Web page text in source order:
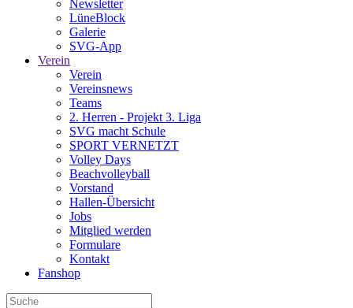
Newsletter
LüneBlock
Galerie
SVG-App
Verein
Verein
Vereinsnews
Teams
2. Herren - Projekt 3. Liga
SVG macht Schule
SPORT VERNETZT
Volley Days
Beachvolleyball
Vorstand
Hallen-Übersicht
Jobs
Mitglied werden
Formulare
Kontakt
Fanshop